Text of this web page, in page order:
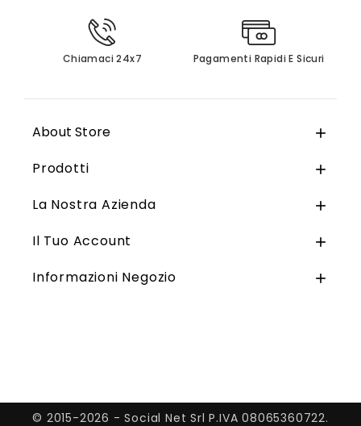
Chiamaci 24x7 Pagamenti Rapidi E Sicuri
About Store 
Prodotti 
La Nostra Azienda 
Il Tuo Account 
Informazioni Negozio 
© 2015-2026 - Social Net Srl P.IVA 08065360722.